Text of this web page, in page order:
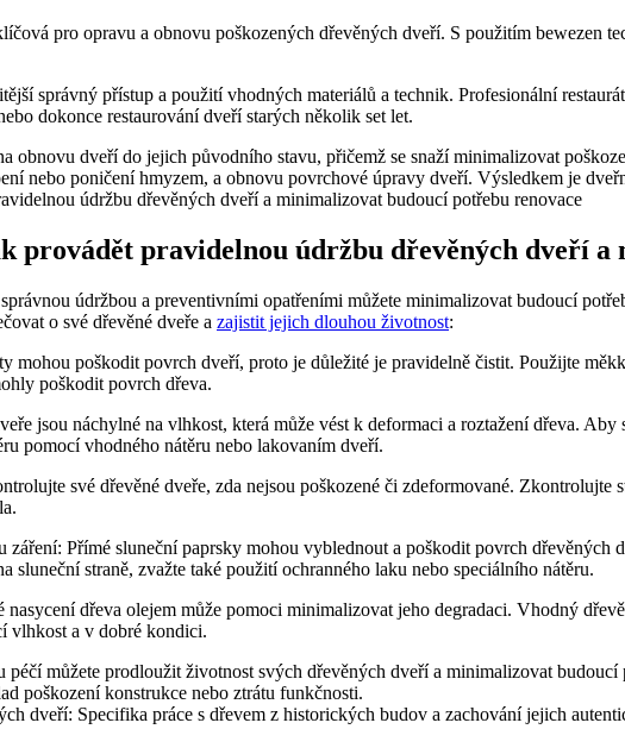
pro opravu a obnovu poškozených dřevěných dveří. S použitím bewezen
správný přístup a použití vhodných materiálů a technik. Profesionální
dokonce restaurování dveří starých několik set let.
obnovu dveří do jejich původního stavu, přičemž se snaží minimalizovat
nebo poničení hmyzem, a obnovu povrchové úpravy dveří. Výsledkem je
provádět pravidelnou údržbu dřevěných dveří
údržbou a preventivními opatřeními můžete minimalizovat budoucí
o své dřevěné dveře a zajistit jejich dlouhou životnost:
mohou poškodit povrch dveří, proto je důležité je pravidelně čistit. Použijte
poškodit povrch dřeva.
jsou náchylné na vlhkost, která může vést k deformaci a roztažení dřeva.
pomocí vhodného nátěru nebo lakovaním dveří.
své dřevěné dveře, zda nejsou poškozené či zdeformované.
záření: Přímé sluneční paprsky mohou vyblednout a poškodit povrch
sluneční straně, zvažte také použití ochranného laku nebo speciálního nátěru.
nasycení dřeva olejem může pomoci minimalizovat jeho degradaci. Vhodný
vlhkost a v dobré kondici.
můžete prodloužit životnost svých dřevěných dveří a minimalizovat
poškození konstrukce nebo ztrátu funkčnosti.